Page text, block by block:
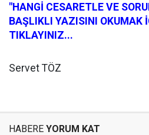
"HANGİ CESARETLE VE
BAŞLIKLI YAZISINI OKUMAK
TIKLAYINIZ...
Servet TÖZ
HABERE YORUM KAT